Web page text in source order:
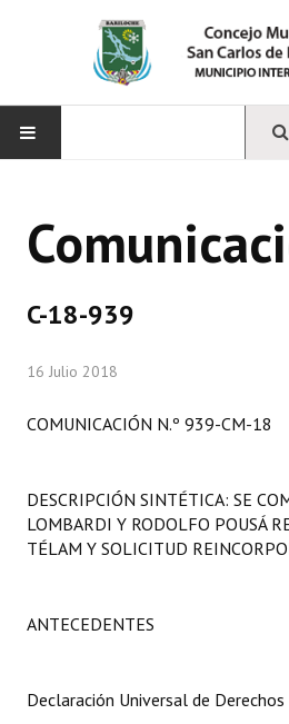
CONCEJO
Comisiones Especiales
Programas
Constitución Nacional
Carta Orgánica 2007
C-18-939
16 Julio 2018
COMUNICACIÓN N.º 939-CM-18
DESCRIPCIÓN SINTÉTICA: SE
LOMBARDI Y RODOLFO POUSÁ
TÉLAM Y SOLICITUD
ANTECEDENTES
Declaración Universal de Derechos